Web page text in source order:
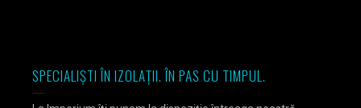
SPECIALIȘTI ÎN IZOLAȚII. ÎN PAS CU TIMPUL.